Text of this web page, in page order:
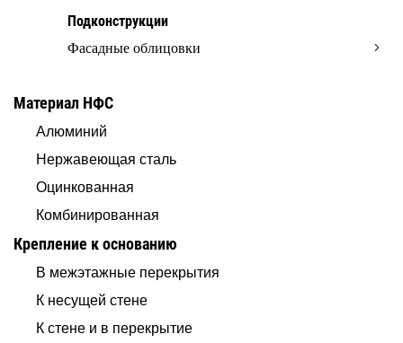
Подконструкции
Фасадные облицовки
Материал НФС
Алюминий
Нержавеющая сталь
Оцинкованная
Комбинированная
Крепление к основанию
В межэтажные перекрытия
К несущей стене
К стене и в перекрытие